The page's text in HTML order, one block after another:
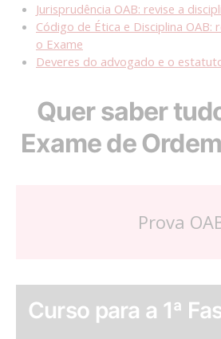
Jurisprudência OAB: revise a
Código de Ética e Disciplina OAB:
o Exame
Deveres do advogado e o
Quer saber
Exame de
Prova
Curso para a 1ª